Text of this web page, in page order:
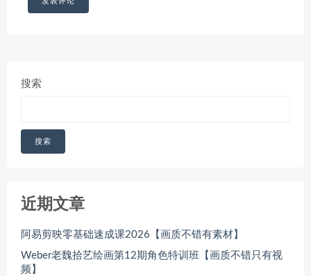
搜索
搜索
近期文章
阿易剪映零基础速成课2026【画质不错有素材】
Weber老魏拾艺绘画第12期角色特训班【画质不错只有视
频】